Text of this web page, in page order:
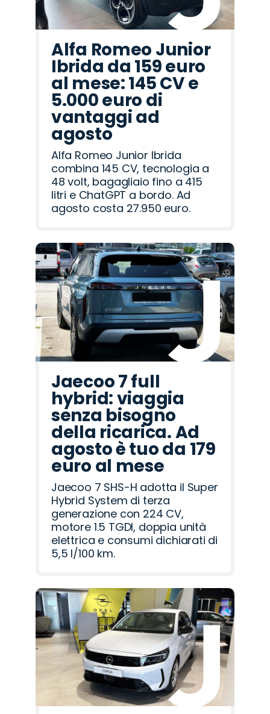
Alfa Romeo Junior
Ibrida da 159 euro
al mese: 145 CV e
5.000 euro di
vantaggi ad
agosto
Alfa Romeo Junior Ibrida
combina 145 CV, tecnologia a
48 volt, bagagliaio fino a 415
litri e ChatGPT a bordo. Ad
agosto costa 27.950 euro.
Jaecoo 7 full
hybrid: viaggia
senza bisogno
della ricarica. Ad
agosto è tuo da 179
euro al mese
Jaecoo 7 SHS-H adotta il Super
Hybrid System di terza
generazione con 224 CV,
motore 1.5 TGDI, doppia unità
elettrica e consumi dichiarati di
5,5 l/100 km.